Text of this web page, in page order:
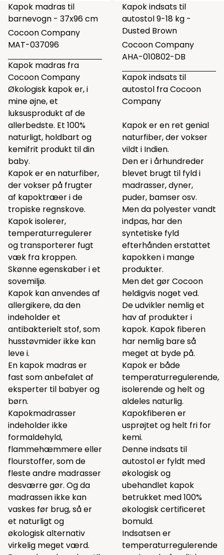
Kapok madras til
barnevogn - 37x96 cm
Cocoon Company
MAT-037096
Kapok madras fra
Cocoon Company
Økologisk kapok er, i
mine øjne, et
luksusprodukt af de
allerbedste. Et 100%
naturligt, holdbart og
kemifrit produkt til din
baby.
Kapok er en naturfiber,
der vokser på frugter
af kapoktræer i de
tropiske regnskove.
Kapok isolerer,
temperaturregulerer
og transporterer fugt
væk fra kroppen.
Skønne egenskaber i et
sovemiljø.
Kapok kan anvendes af
allergikere, da den
indeholder et
antibakterielt stof, som
husstøvmider ikke kan
leve i.
En kapok madras er
fast som anbefalet af
eksperter til babyer og
børn.
Kapokmadrasser
indeholder ikke
formaldehyld,
flammehæmmere eller
flourstoffer, som de
fleste andre madrasser
desværre gør. Og da
madrassen ikke kan
vaskes før brug, så er
et naturligt og
økologisk alternativ
virkelig meget værd.
Kapok indsats til
autostol 9-18 kg -
Dusted Brown
Cocoon Company
AHA-010802-DB
Kapok indsats til
autostol fra Cocoon
Company
Kapok er en ret genial
naturfiber, der vokser
vildt i Indien.
Den er i århundreder
blevet brugt til fyld i
madrasser, dyner,
puder, bamser osv.
Men da polyester vandt
indpas, har den
syntetiske fyld
efterhånden erstattet
kapokken i mange
produkter.
Men det gør Cocoon
heldigvis noget ved.
De udvikler nemlig et
hav af produkter i
kapok. Kapok fiberen
har nemlig bare så
meget at byde på.
Kapok er både
temperaturregulerende,
isolerende og helt og
aldeles naturlig.
Kapokfiberen er
usprøjtet og helt fri for
kemi.
Denne indsats til
autostol er fyldt med
økologisk og
ubehandlet kapok
betrukket med 100%
økologisk certificeret
bomuld.
Indsatsen er
temperaturregulerende